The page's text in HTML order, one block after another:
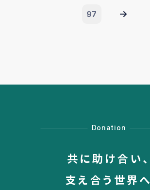
97
Donation
共に助け合い、
支え合う世界へ